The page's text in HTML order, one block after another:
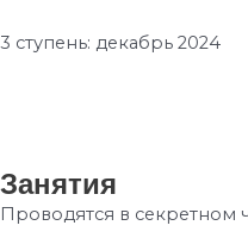
3 ступень: декабрь 2024
Занятия
Проводятся в секретном